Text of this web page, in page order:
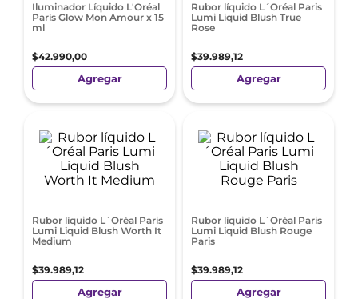
Iluminador Líquido L'Oréal
París Glow Mon Amour x 15
ml
$42.990,00
Agregar
Rubor líquido L´Oréal Paris
Lumi Liquid Blush True
Rose
$39.989,12
Agregar
Rubor líquido L´Oréal Paris
Lumi Liquid Blush Worth It
Medium
$39.989,12
Agregar
Rubor líquido L´Oréal Paris
Lumi Liquid Blush Rouge
Paris
$39.989,12
Agregar